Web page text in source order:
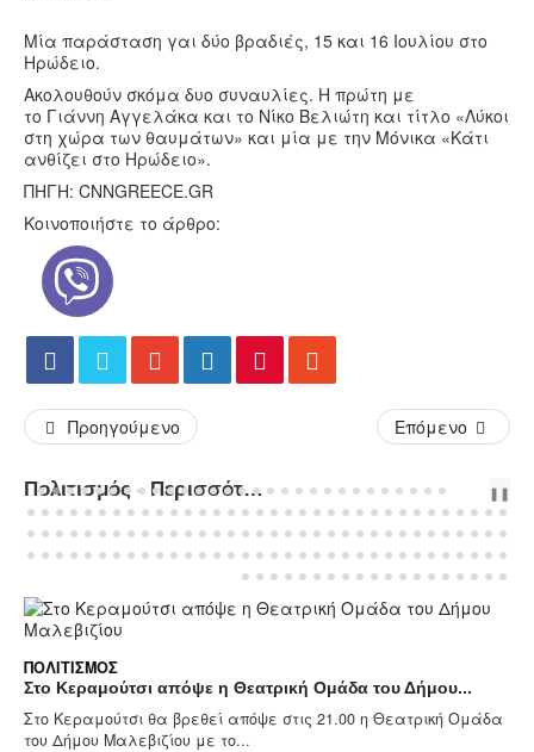
Μία παράσταση γαι δύο βραδιές, 15 και 16 Ιουλίου στο
Ηρώδειο.
Ακολουθούν σκόμα δυο συναυλίες. Η πρώτη με
το Γιάννη Αγγελάκα και το Νίκο Βελιώτη και τίτλο «Λύκοι
στη χώρα των θαυμάτων» και μία με την Μόνικα «Κάτι
ανθίζει στο Ηρώδειο».
ΠΗΓΗ: CNNGREECE.GR
Κοινοποιήστε το άρθρο:
Προηγούμενο Επόμενο
Πολιτισμός - Περισσότερα Άρθρα... PREVNEXT
❚❚
ΠΟΛΙΤΙΣΜΌΣ
Στο Κεραμούτσι απόψε η Θεατρική Ομάδα του Δήμου...
Στο Κεραμούτσι θα βρεθεί απόψε στις 21.00 η Θεατρική Ομάδα
του Δήμου Μαλεβιζίου με το...